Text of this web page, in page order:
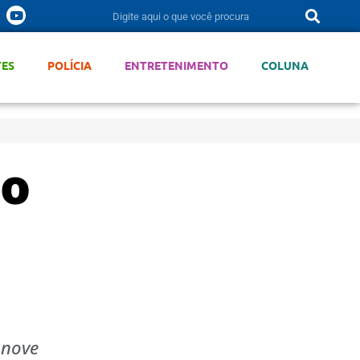
POLÍCIA ENTRETENIMENTO COLUNA